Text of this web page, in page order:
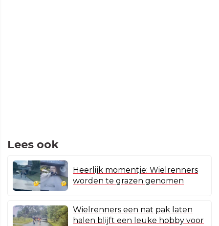
Lees ook
Heerlijk momentje: Wielrenners
worden te grazen genomen
Wielrenners een nat pak laten
halen blijft een leuke hobby voor